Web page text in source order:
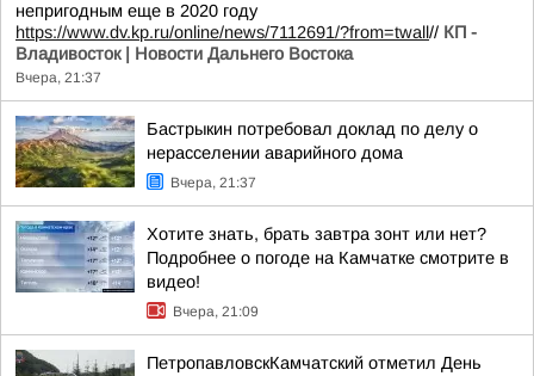
непригодным еще в 2020 году
https://www.dv.kp.ru/online/news/7112691/?from=twall// КП -
Владивосток | Новости Дальнего Востока
Вчера, 21:37
Бастрыкин потребовал доклад по делу о
нерасселении аварийного дома
Вчера, 21:37
Хотите знать, брать завтра зонт или нет?
Подробнее о погоде на Камчатке смотрите в
видео!
Вчера, 21:09
ПетропавловскКамчатский отметил День